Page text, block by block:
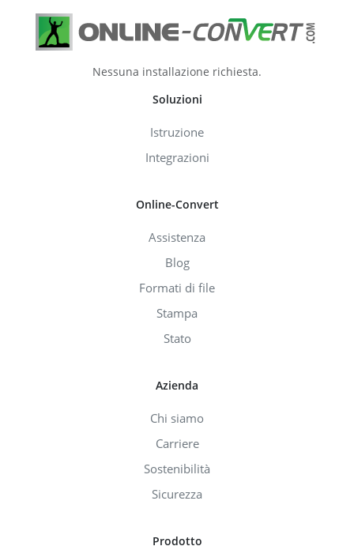
Nessuna installazione richiesta.
Soluzioni
Istruzione
Integrazioni
Online-Convert
Assistenza
Blog
Formati di file
Stampa
Stato
Azienda
Chi siamo
Carriere
Sostenibilità
Sicurezza
Prodotto